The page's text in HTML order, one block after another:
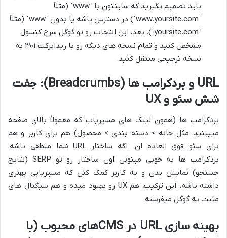
باید تصمیم بگیرید که سایتتون با `www` (مثلاً
`www.yoursite.com`) در دسترس باشه یا بدون `www` (مثلاً
`yoursite.com`). بعد، این انتخاب رو تو گوگل سرچ کنسول
مشخص کنید و تمام نسخه های دیگه رو با ریدایرکت ۳۰۱ به
نسخه ترجیحی منتقل کنید.
URL و بردکرامب ها (Breadcrumbs): جفت
شش سئو و UX
بردکرامب ها (همون لینک های مسیریاب که معمولاً بالای صفحه
میبینید، مثل خانه > دسته بندی > محصول) هم برای کاربر و هم
برای سئو فوق العاده ان. اگه ساختار URL شما منطقی باشه،
بردکرامب ها به خوبی میتونن اون ساختار رو تو SERP (نتایج
جستجو) نمایش بدن و به کاربر کمک کنن که مسیریابی بهتری
داشته باشه. این ترکیب، هم UX رو بهبود میده و هم سیگنال های
مثبت به گوگل میفرسته.
بهینه سازی URL در CMSهای محبوب (با